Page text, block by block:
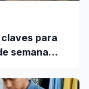
para
semana